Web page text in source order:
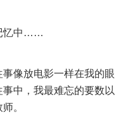
忆中……
像放电影一样在我的眼
中，我最难忘的要数以
。